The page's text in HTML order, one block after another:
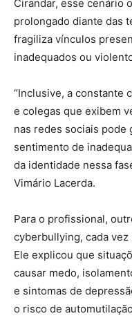
Cirandar, esse cenário
prolongado diante das
fragiliza vínculos
inadequados ou
“Inclusive, a constante
e colegas que exibem
nas redes sociais pode
sentimento de
da identidade nessa
Vimário Lacerda.
Para o profissional,
cyberbullying, cada
Ele explicou que
causar medo,
e sintomas de
o risco de